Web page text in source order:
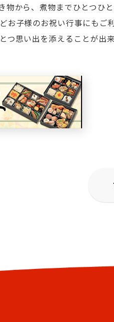
物から、煮物までひとつひ
お子様のお祝い行事にもご
つ思い出を添えることが出